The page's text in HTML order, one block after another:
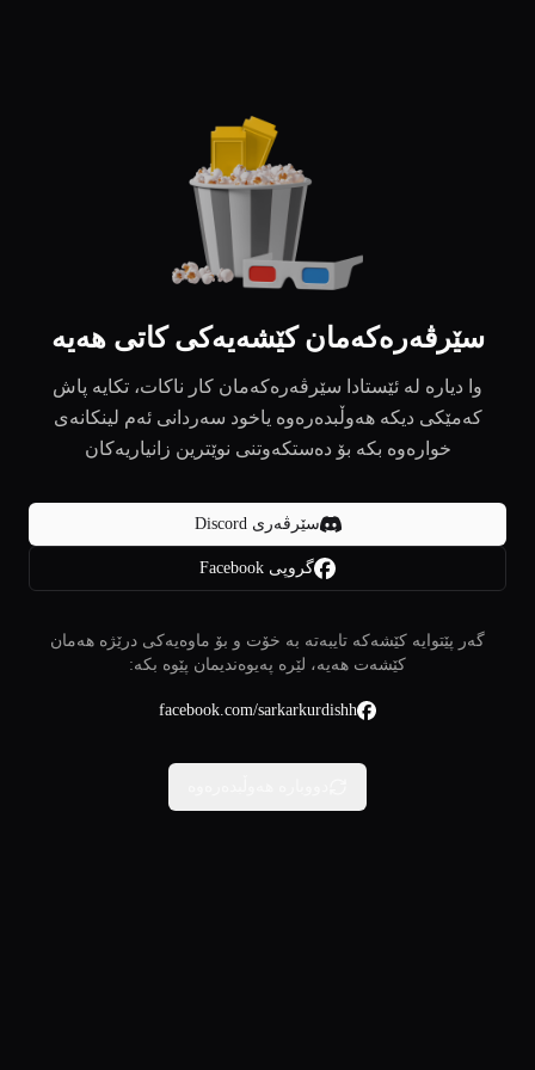
سێرڤەرەکەمان کێشەیەکی کاتی هەیە
وا دیارە لە ئێستادا سێرڤەرەکەمان کار ناکات، تکایە پاش
کەمێکی دیکە هەوڵبدەرەوە یاخود سەردانی ئەم لینکانەی
خوارەوە بکە بۆ دەستکەوتنی نوێترین زانیاریەکان
سێرڤەری Discord
گروپی Facebook
گەر پێتوایە کێشەکە تایبەتە بە خۆت و بۆ ماوەیەکی درێژە هەمان
کێشەت هەیە، لێرە پەیوەندیمان پێوە بکە:
facebook.com/sarkarkurdishh